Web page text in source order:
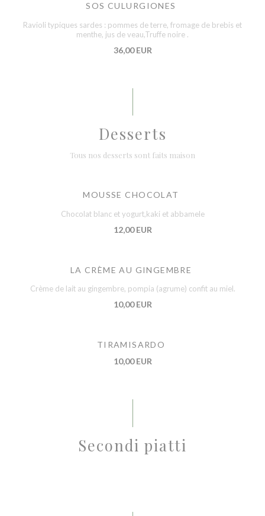
SOS CULURGIONES
Ravioli typiques sardes : pommes de terre, fromage de brebis et
menthe, jus de veau,Truffe noire .
36,00 EUR
Desserts
Tous nos desserts sont faits maison
MOUSSE CHOCOLAT
Chocolat blanc et yogurt,kaki et abbamele
12,00 EUR
LA CRÈME AU GINGEMBRE
Crème de lait au gingembre, pompia (agrume) confit au miel.
10,00 EUR
TIRAMISARDO
10,00 EUR
Secondi piatti